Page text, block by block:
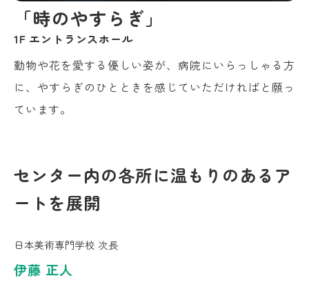
「時のやすらぎ」
1F エントランスホール
動物や花を愛する優しい姿が、病院にいらっしゃる方
に、やすらぎのひとときを感じていただければと願っ
ています。
センター内の各所に温もりのあるア
ートを展開
日本美術専門学校 次長
伊藤 正人